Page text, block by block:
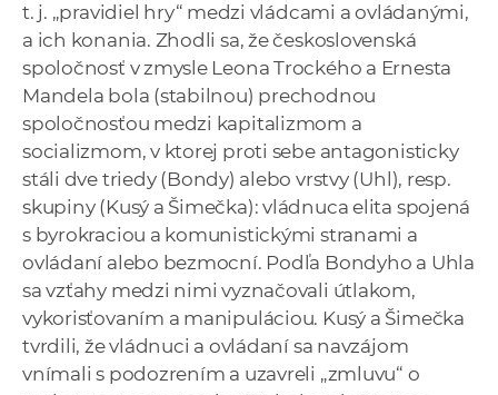
t. j. „pravidiel hry“ medzi vládcami a ovládanými,
a ich konania. Zhodli sa, že československá
spoločnosť v zmysle Leona Trockého a Ernesta
Mandela bola (stabilnou) prechodnou
spoločnosťou medzi kapitalizmom a
socializmom, v ktorej proti sebe antagonisticky
stáli dve triedy (Bondy) alebo vrstvy (Uhl), resp.
skupiny (Kusý a Šimečka): vládnuca elita spojená
s byrokraciou a komunistickými stranami a
ovládaní alebo bezmocní. Podľa Bondyho a Uhla
sa vzťahy medzi nimi vyznačovali útlakom,
vykorisťovaním a manipuláciou. Kusý a Šimečka
tvrdili, že vládnuci a ovládaní sa navzájom
vnímali s podozrením a uzavreli „zmluvu“ o